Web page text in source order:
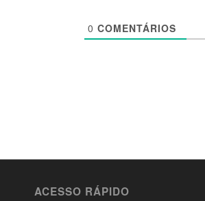
0 COMENTÁRIOS
ACESSO RÁPIDO